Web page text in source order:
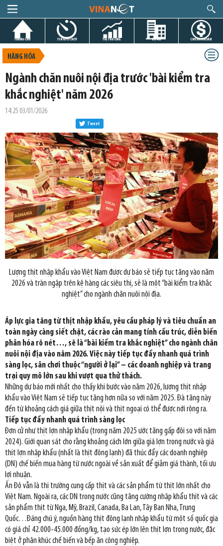
TRANG CHỦ TIN GIỜ CHÓT THỊ TRƯỜNG DỰ ÁN CHỨNG KHOÁN
HÀNG HÓA
Ngành chăn nuôi nội địa trước 'bài kiểm tra
khắc nghiệt' năm 2026
14:25 03/01/2026
Tweet
Lượng thịt nhập khẩu vào Việt Nam được dự báo sẽ tiếp tục tăng vào năm
2026 và tràn ngập trên kệ hàng các siêu thị, sẽ là một “bài kiểm tra khắc
nghiệt” cho ngành chăn nuôi nội địa.
Áp lực gia tăng từ thịt nhập khẩu, yêu cầu pháp lý và tiêu chuẩn an
toàn ngày càng siết chặt, các rào cản mang tính cấu trúc, diễn biến
phân hóa rõ nét…, sẽ là “bài kiểm tra khắc nghiệt” cho ngành chăn
nuôi nội địa vào năm 2026. Việc này tiếp tục đẩy nhanh quá trình
sàng lọc, sân chơi thuộc “người ở lại” – các doanh nghiệp và trang
trại quy mô lớn sau khi vượt qua thử thách.
Những dự báo mới nhất cho thấy khi bước vào năm 2026, lượng thịt nhập
khẩu vào Việt Nam sẽ tiếp tục tăng hơn nữa so với năm 2025. Đà tăng này
đến từ khoảng cách giá giữa thịt nội và thịt ngoại có thể được nới rộng ra.
Tiếp tục đẩy nhanh quá trình sàng lọc
Đơn cử như thịt lợn nhập khẩu (trong năm 2025 ước tăng gấp đôi so với năm
2024). Giới quan sát cho rằng khoảng cách lớn giữa giá lợn trong nước và giá
thịt lợn nhập khẩu (nhất là thịt đông lạnh) đã thúc đẩy các doanh nghiệp
(DN) chế biến mua hàng từ nước ngoài về sản xuất để giảm giá thành, tối ưu
lợi nhuận.
Ấn Độ vẫn là thị trường cung cấp thịt và các sản phẩm từ thịt lớn nhất cho
Việt Nam. Ngoài ra, các DN trong nước cũng tăng cường nhập khẩu thịt và các
sản phẩm thịt từ Nga, Mỹ, Brazil, Canada, Ba Lan, Tây Ban Nha, Trung
Quốc…Đáng chú ý, nguồn hàng thịt đông lạnh nhập khẩu từ một số quốc gia
có giá chỉ 42.000-45.000 đồng/kg, tạo sức ép lớn lên thịt lợn trong nước, đặc
biệt ở phân khúc chế biến và bếp ăn công nghiệp.